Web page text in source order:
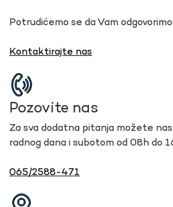
Potrudićemo se da Vam
Kontaktirajte nas
Pozovite nas
Za sva dodatna pitanja možete
radnog dana i subotom od 08h do
065/2588-471